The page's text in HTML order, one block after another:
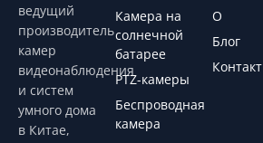
ведущий
производитель
камер
видеонаблюдения
и систем
умного дома
в Китае,
Камера на
солнечной
батарее
PTZ-камеры
Беспроводная
камера
О
Блог
Контакт